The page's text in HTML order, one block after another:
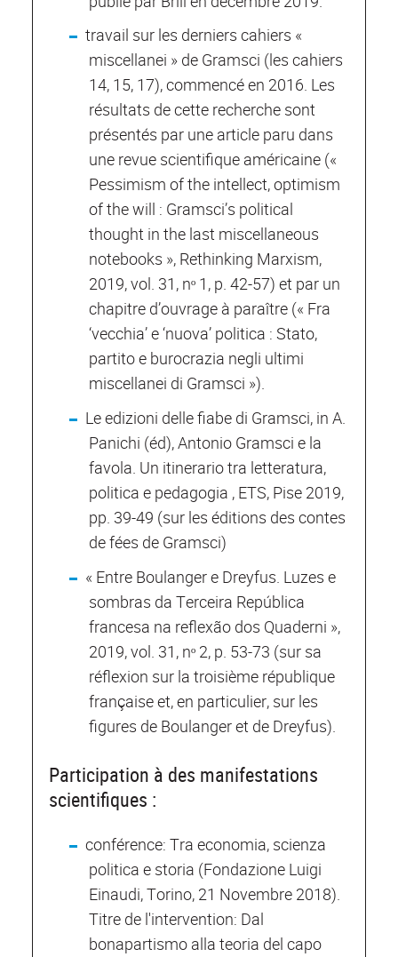
travail sur les derniers cahiers «
miscellanei » de Gramsci (les cahiers
14, 15, 17), commencé en 2016. Les
résultats de cette recherche sont
présentés par une article paru dans
une revue scientifique américaine («
Pessimism of the intellect, optimism
of the will : Gramsci’s political
thought in the last miscellaneous
notebooks », Rethinking Marxism,
2019, vol. 31, nᵒ 1, p. 42-57) et par un
chapitre d’ouvrage à paraître (« Fra
‘vecchia’ e ‘nuova’ politica : Stato,
partito e burocrazia negli ultimi
miscellanei di Gramsci »).
Le edizioni delle fiabe di Gramsci, in A.
Panichi (éd), Antonio Gramsci e la
favola. Un itinerario tra letteratura,
politica e pedagogia , ETS, Pise 2019,
pp. 39-49 (sur les éditions des contes
de fées de Gramsci)
« Entre Boulanger e Dreyfus. Luzes e
sombras da Terceira República
francesa na reflexão dos Quaderni »,
2019, vol. 31, nᵒ 2, p. 53-73 (sur sa
réflexion sur la troisième république
française et, en particulier, sur les
figures de Boulanger et de Dreyfus).
Participation à des manifestations
scientifiques :
conférence: Tra economia, scienza
politica e storia (Fondazione Luigi
Einaudi, Torino, 21 Novembre 2018).
Titre de l'intervention: Dal
bonapartismo alla teoria del capo